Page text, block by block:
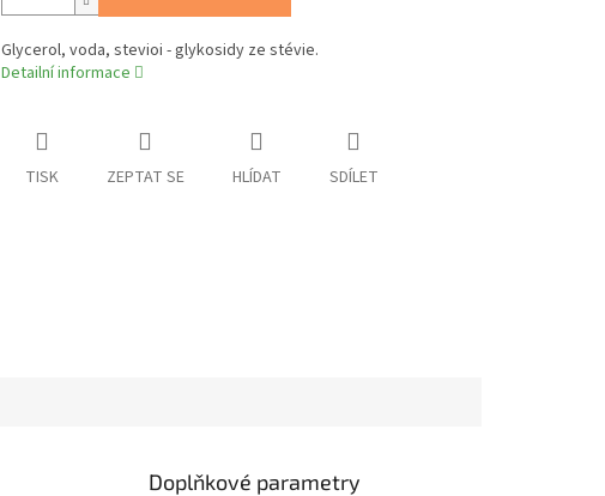
Glycerol, voda, stevioi - glykosidy ze stévie.
Detailní informace
TISK ZEPTAT SE HLÍDAT SDÍLET
Doplňkové parametry